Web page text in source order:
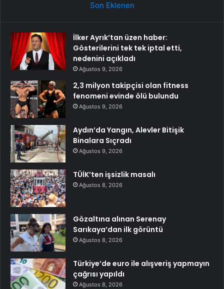
Son Eklenen
İlker Ayrık’tan üzen haber:
Gösterilerini tek tek iptal etti,
nedenini açıkladı
Ağustos 9, 2026
2,3 milyon takipçisi olan fitness
fenomeni evinde ölü bulundu
Ağustos 9, 2026
Aydın’da Yangın, Alevler Bitişik
Binalara Sıçradı
Ağustos 9, 2026
TÜİK’ten işsizlik masalı
Ağustos 8, 2026
Gözaltına alınan Serenay
Sarıkaya’dan ilk görüntü
Ağustos 8, 2026
Türkiye’de euro ile alışveriş yapmayın
çağrısı yapıldı
Ağustos 8, 2026